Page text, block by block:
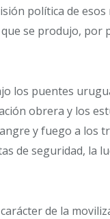
política de
se produjo, por
los puentes
obrera y los
y fuego a los
de seguridad, la
de la